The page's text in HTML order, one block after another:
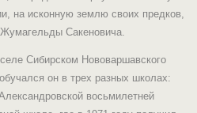
на исконную землю своих предков,
Сакеновича.
Сибирском Нововаршавского
он в трех разных школах:
восьмилетней